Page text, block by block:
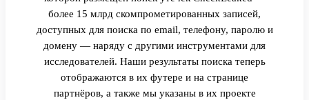
более 15 млрд скомпрометированных записей,
доступных для поиска по email, телефону, паролю и
домену — наряду с другими инструментами для
исследователей. Наши результаты поиска теперь
отображаются в их футере и на странице
партнёров, а также мы указаны в их проекте